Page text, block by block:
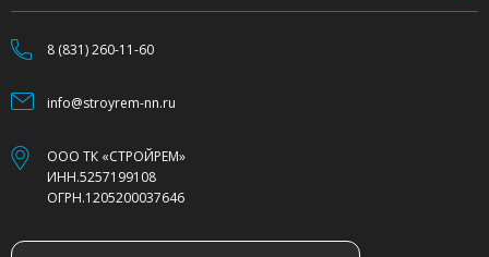
8 (831) 260-11-60
info@stroyrem-nn.ru
ООО ТК «СТРОЙРЕМ»
ИНН.5257199108
ОГРН.1205200037646